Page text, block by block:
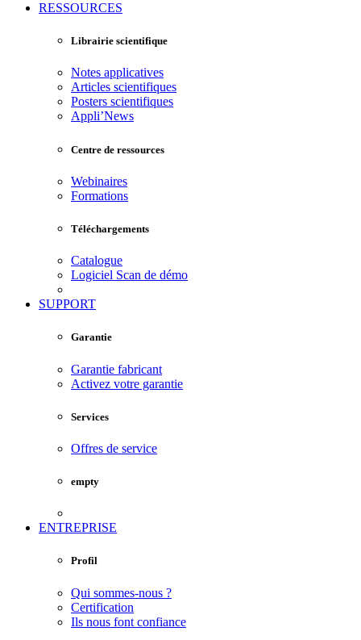
RESSOURCES
Librairie scientifique
Notes applicatives
Articles scientifiques
Posters scientifiques
Appli’News
Centre de ressources
Webinaires
Formations
Téléchargements
Catalogue
Logiciel Scan de démo
SUPPORT
Garantie
Garantie fabricant
Activez votre garantie
Services
Offres de service
empty
ENTREPRISE
Profil
Qui sommes-nous ?
Certification
Ils nous font confiance